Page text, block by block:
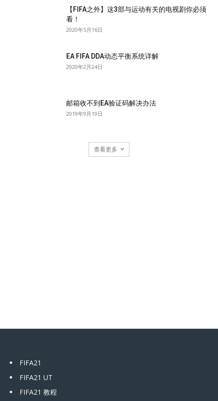
【FIFA之外】这3部与运动有关的电视剧你必须
看！
2020年5月16日
EA FIFA DDA动态平衡系统详解
2020年2月24日
邮箱收不到EA验证码解决办法
2019年9月19日
查看更多
FIFA21
FIFA21 UT
FIFA21 教程